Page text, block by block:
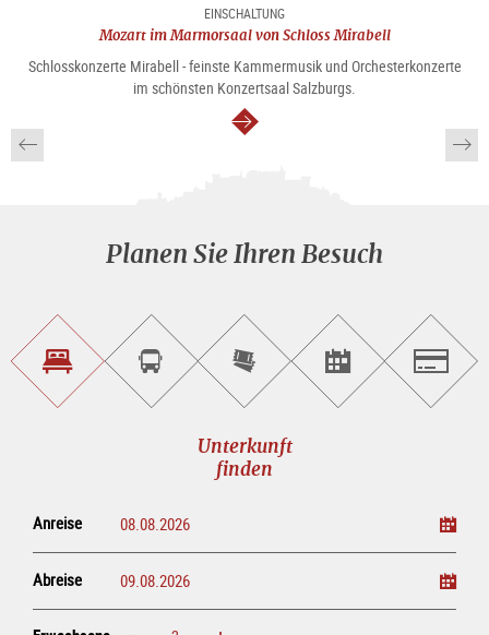
EINSCHALTUNG
Mozart im Marmorsaal von Schloss Mirabell
Schlosskonzerte Mirabell - feinste Kammermusik und Orchesterkonzerte
im schönsten Konzertsaal Salzburgs.
weiter
Planen Sie Ihren Besuch
Unterkunft<br>findenSightseeing<br>Tour
buchen
Tickets
online<br>kaufen
Events<br>finden
Unterkunft
finden
Anreise
Abreise